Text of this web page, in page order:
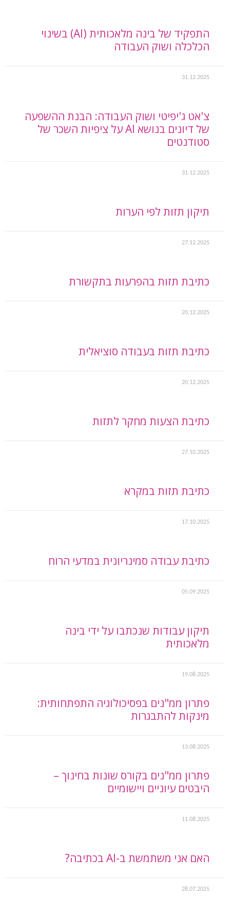
התפקיד של בינה מלאכותית (AI) בשינוי
הכלכלה ושוק העבודה
31.12.2025
צ'אט ג'יפיטי ושוק העבודה: הבנת ההשפעה
של דיונים בנושא AI על ציפיות השכר של
סטודנטים
31.12.2025
תיקון תזות לפי הערות
27.12.2025
כתיבת תזות בהפרעות בתקשורת
20.12.2025
כתיבת תזות בעבודה סוציאלית
20.12.2025
כתיבת הצעות מחקר לתזות
27.10.2025
כתיבת תזות במקרא
17.10.2025
כתיבת עבודה סמינריונית במדעי הרוח
05.09.2025
תיקון עבודות שנכתבו על ידי בינה
מלאכותית
19.08.2025
פתרון ממ"נים בפסיכולוגיה התפתחותית:
מינקות להתבגרות
13.08.2025
פתרון ממ"נים בקורס שונות בחינוך –
היבטים עיוניים ויישומיים
11.08.2025
האם אני משתמשת ב-AI בכתיבה?
28.07.2025